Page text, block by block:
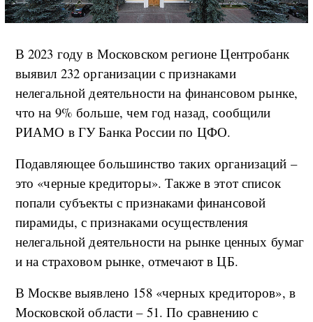
В 2023 году в Московском регионе Центробанк
выявил 232 организации с признаками
нелегальной деятельности на финансовом рынке,
что на 9% больше, чем год назад, сообщили
РИАМО в ГУ Банка России по ЦФО.
Подавляющее большинство таких организаций –
это «черные кредиторы». Также в этот список
попали субъекты с признаками финансовой
пирамиды, с признаками осуществления
нелегальной деятельности на рынке ценных бумаг
и на страховом рынке, отмечают в ЦБ.
В Москве выявлено 158 «черных кредиторов», в
Московской области – 51. По сравнению с